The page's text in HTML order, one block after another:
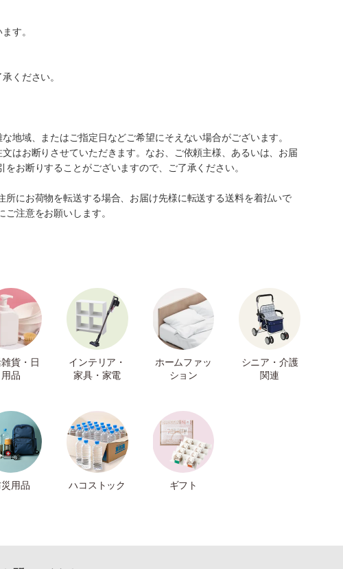
す。
ください。
地域、またはご指定日などご希望にそえない場合がございます。
はお断りさせていただきます。なお、ご依頼主様、あるいは、お届
お断りすることがございますので、ご了承ください。
にお荷物を転送する場合、お届け先様に転送する送料を着払いで
注意をお願いします。
貨・日
用品
インテリア・
家具・家電
ホームファッ
ション
シニア・介護
関連
用品 ハコストック ギフト